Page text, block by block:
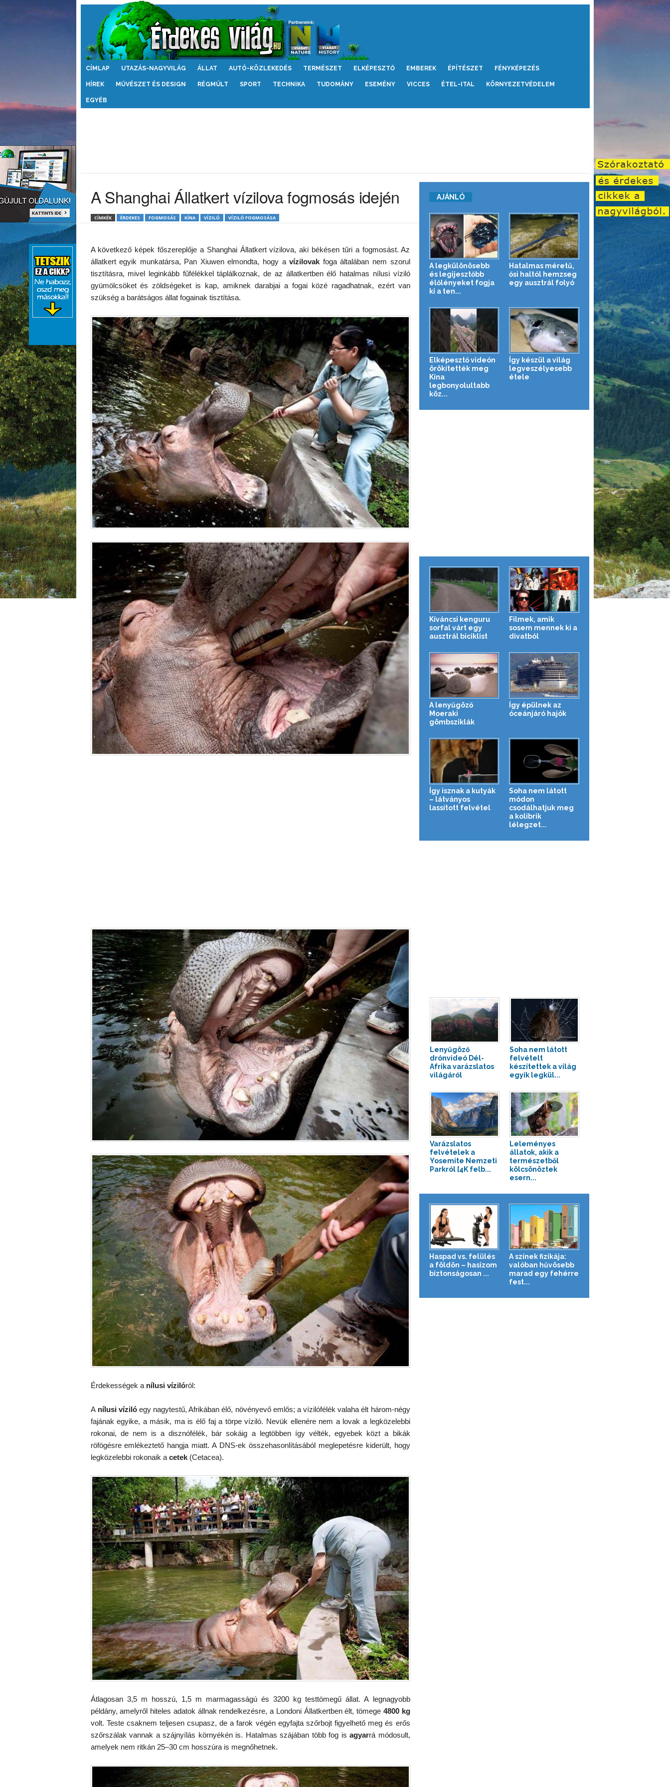
Érdekes
CÍMLAP UTAZÁS-NAGYVILÁG ÁLLAT AUTÓ-KÖZLEKEDÉS TERMÉSZET ELKÉPESZTŐ EMBEREK ÉPÍTÉSZET FÉNYKÉPEZÉS
HÍREK MŰVÉSZET ÉS DESIGN RÉGMÚLT SPORT TECHNIKA TUDOMÁNY ESEMÉNY VICCES ÉTEL-ITAL KÖRNYEZETVÉDELEM
EGYÉB
A Shanghai Állatkert vízilova fogmosás idején
CÍMKÉK ÉRDEKES FOGMOSÁS KÍNA VÍZILÓ VÍZILÓ FOGMOSÁSA
A következő képek főszereplője a Shanghai Állatkert vízilova, aki békésen tűri a fogmosást. Az
állatkert egyik munkatársa, Pan Xiuwen elmondta, hogy avízilovak foga általában nem szorul
tisztításra, mivel leginkább fűfélékkel táplálkoznak, de az állatkertben élő hatalmas nílusi víziló
gyümölcsöket és zöldségeket is kap, amiknek darabjai a fogai közé ragadhatnak, ezért van
szükség a barátságos állat fogainak tisztítása.
Érdekességek a nílusi vízilóról:
Anílusi vízilóegy nagytestű, Afrikában élő, növényevő emlős; a vízilófélék valaha élt három-négy
fajának egyike, a másik, ma is élő faj a törpe víziló. Nevük ellenére nem a lovak a legközelebbi
rokonai, de nem is a disznófélék, bár sokáig a legtöbben így vélték, egyebek közt a bikák
röfögésre emlékeztető hangja miatt. A DNS-ek összehasonlításából meglepetésre kiderült, hogy
legközelebbi rokonaik a cetek(Cetacea).
Átlagosan 3,5 m hosszú, 1,5 m marmagasságú és 3200 kg testtömegű állat. A legnagyobb
példány, amelyről hiteles adatok állnak rendelkezésre, a Londoni Állatkertben élt, tömege 4800 kg
volt. Teste csaknem teljesen csupasz, de a farok végén egyfajta szőrbojt figyelhető meg és erős
szőrszálak vannak a szájnyílás környékén is. Hatalmas szájában több fog is agyarrá módosult,
amelyek nem ritkán 25–30 cm hosszúra is megnőhetnek.
AJÁNLÓ
A legkülönösebb
és legijesztőbb
élőlényeket fogja
ki a ten...
Hatalmas méretű,
ősi haltól hemzseg
egy ausztrál folyó
Elképesztő videón
örökítették meg
Kína
legbonyolultabb
köz...
Így készül a világ
legveszélyesebb
étele
Kíváncsi kenguru
sorfal várt egy
ausztrál biciklist
Filmek, amik
sosem mennek ki a
divatból
A lenyűgöző
Moeraki
gömbsziklák
Így épülnek az
óceánjáró hajók
Így isznak a kutyák
– látványos
lassított felvétel
Soha nem látott
módon
csodálhatjuk meg
a kolibrik
lélegzet...
Lenyűgöző
drónvideó Dél-
Afrika varázslatos
világáról
Soha nem látott
felvételt
készítettek a világ
egyik legkül...
Varázslatos
felvételek a
Yosemite Nemzeti
Parkról [4K felb...
Leleményes
állatok, akik a
természetből
kölcsönöztek
esern...
Haspad vs. felülés
a földön – hasizom
biztonságosan ...
A színek fizikája:
valóban hűvösebb
marad egy fehérre
fest...